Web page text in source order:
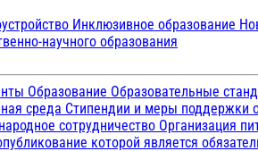
Инклюзивное образование
научного образования
Образование Образовательные
среда Стипендии и меры поддержки
сотрудничество Организация
которой является